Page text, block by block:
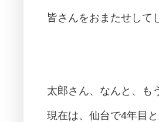
皆さんをおまたせして
太郎さん、なんと、
現在は、仙台で4年目と